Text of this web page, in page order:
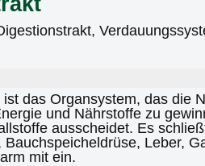
das Organsystem, das die
und Nährstoffe zu
ausscheidet. Es
Leber,
mit ein.